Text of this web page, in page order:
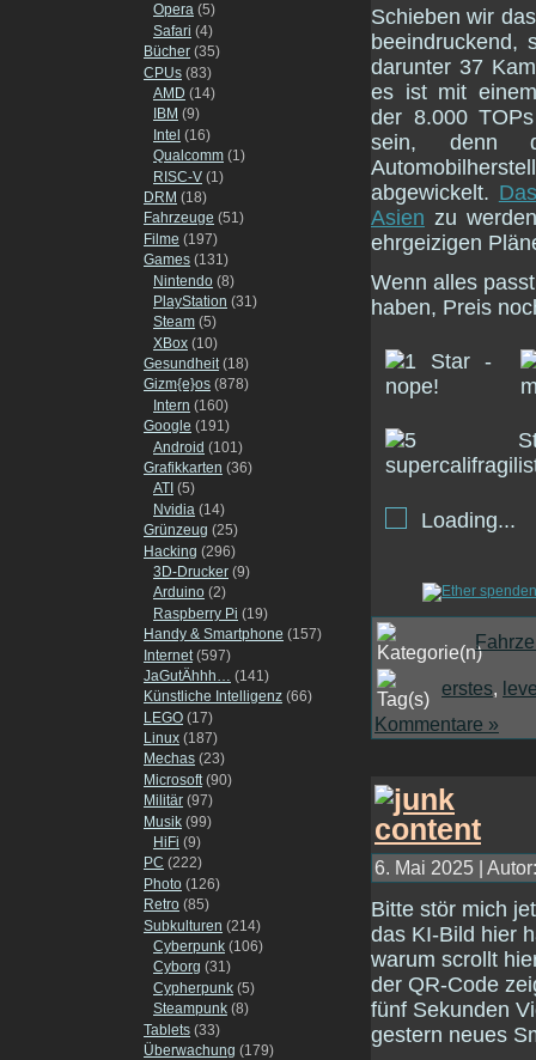
Opera (5)
Safari (4)
Bücher (35)
CPUs (83)
AMD (14)
IBM (9)
Intel (16)
Qualcomm (1)
RISC-V (1)
DRM (18)
Fahrzeuge (51)
Filme (197)
Games (131)
Nintendo (8)
PlayStation (31)
Steam (5)
XBox (10)
Gesundheit(18)
Gizm{e}os (878)
Intern (160)
Google (191)
Android (101)
Grafikkarten (36)
ATI (5)
Nvidia (14)
Grünzeug (25)
Hacking (296)
3D-Drucker (9)
Arduino (2)
Raspberry Pi (19)
Handy & Smartphone (157)
Internet (597)
JaGutÄhhh… (141)
Künstliche Intelligenz (66)
LEGO (17)
Linux (187)
Mechas (23)
Microsoft(90)
Militär (97)
Musik (99)
HiFi (9)
PC (222)
Photo (126)
Retro (85)
Subkulturen (214)
Cyberpunk (106)
Cyborg (31)
Cypherpunk (5)
Steampunk (8)
Tablets (33)
Überwachung (179)
Schieben wir
beeindruckend,
darunter 37
es ist mit
der 8.000
sein, denn
abgewickelt.
Asien zu
ehrgeizigen
Wenn alles
haben, Preis
Loading...
erstes,
Kommentare »
6. Mai 2025 |
Bitte stör mich
das KI-Bild hier
warum scrollt
der QR-Code
fünf Sekunden
gestern neues